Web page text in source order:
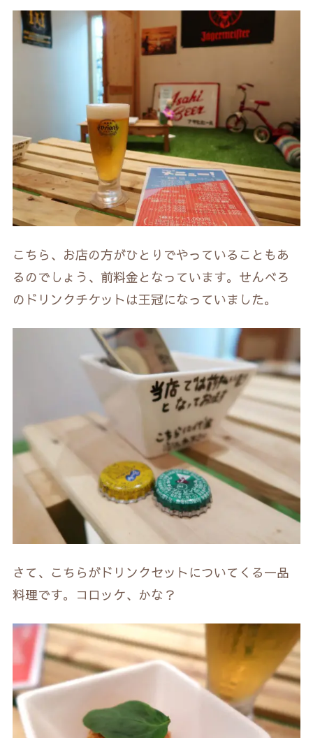
こちら、お店の方がひとりでやっていることもあ
るのでしょう、前料金となっています。せんべろ
のドリンクチケットは王冠になっていました。
さて、こちらがドリンクセットについてくる一品
料理です。コロッケ、かな？